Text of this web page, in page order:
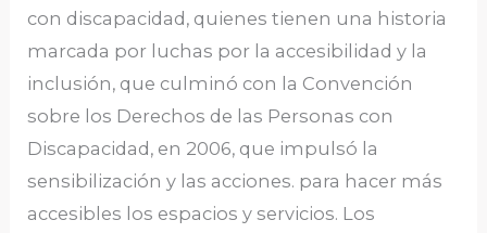
con discapacidad, quienes tienen una historia
marcada por luchas por la accesibilidad y la
inclusión, que culminó con la Convención
sobre los Derechos de las Personas con
Discapacidad, en 2006, que impulsó la
sensibilización y las acciones. para hacer más
accesibles los espacios y servicios. Los